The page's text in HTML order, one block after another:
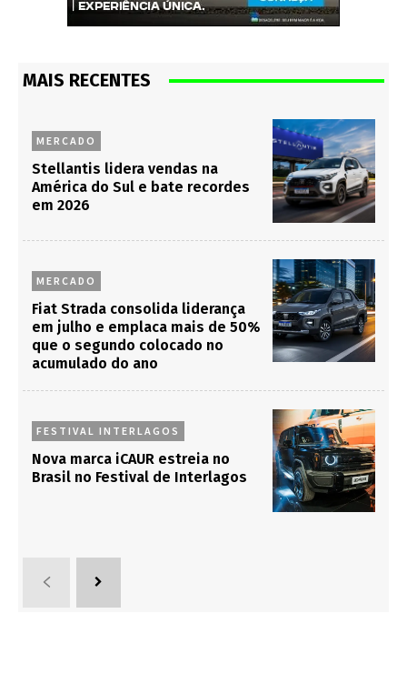
MAIS RECENTES
MERCADO
Stellantis lidera vendas na
América do Sul e bate recordes
em 2026
MERCADO
Fiat Strada consolida liderança
em julho e emplaca mais de 50%
que o segundo colocado no
acumulado do ano
FESTIVAL INTERLAGOS
Nova marca iCAUR estreia no
Brasil no Festival de Interlagos